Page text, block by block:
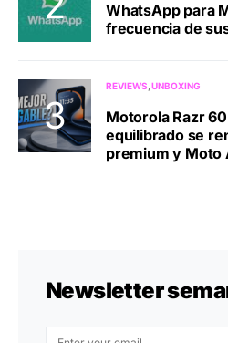
WhatsApp para
frecuencia de
REVIEWS UNBOXING
Motorola Razr
equilibrado se
premium y Moto
Newsletter